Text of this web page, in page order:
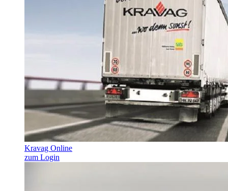
Kravag Online
zum Login